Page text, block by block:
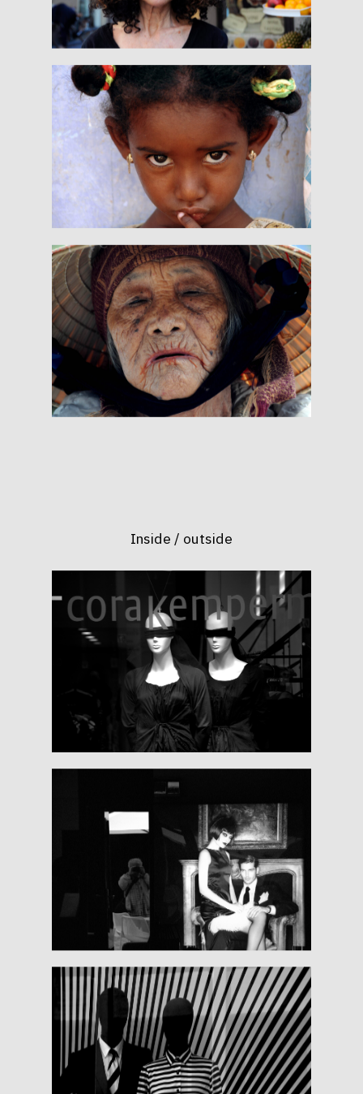
Inside / outside